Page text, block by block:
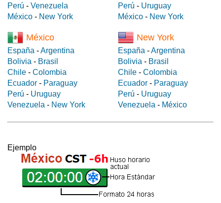
Perú - Venezuela
México - New York
Perú - Uruguay
México - New York
México
España -Argentina
Bolivia - Brasil
Chile - Colombia
Ecuador - Paraguay
Perú - Uruguay
Venezuela - New York
New York
España -Argentina
Bolivia - Brasil
Chile - Colombia
Ecuador - Paraguay
Perú - Uruguay
Venezuela - México
Ejemplo